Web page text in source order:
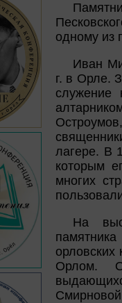
одному из
Иван
г. в Орле.
служение
лагере. В
которым
многих
На
Орлом.